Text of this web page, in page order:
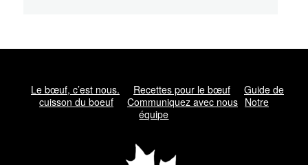
Le bœuf, c’est nous. Recettes pour le bœuf
Guide de
cuisson du boeuf
Communiquez avec nous Notre
équipe